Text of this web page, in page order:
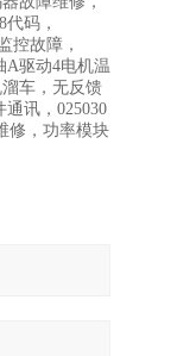
码，
控故障，
A驱动4电机温
车，无反馈
讯，025030
修，功率模块